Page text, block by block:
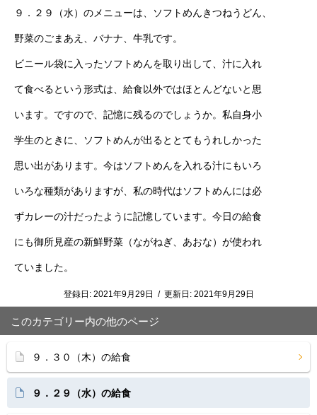
９．２９（水）のメニューは、ソフトめんきつねうどん、
野菜のごまあえ、バナナ、牛乳です。
ビニール袋に入ったソフトめんを取り出して、汁に入れ
て食べるという形式は、給食以外ではほとんどないと思
います。ですので、記憶に残るのでしょうか。私自身小
学生のときに、ソフトめんが出るととてもうれしかった
思い出があります。今はソフトめんを入れる汁にもいろ
いろな種類がありますが、私の時代はソフトめんには必
ずカレーの汁だったように記憶しています。今日の給食
にも御所見産の新鮮野菜（ながねぎ、あおな）が使われ
ていました。
登録日: 2021年9月29日 / 更新日: 2021年9月29日
このカテゴリー内の他のページ
９．３０（木）の給食
９．２９（水）の給食